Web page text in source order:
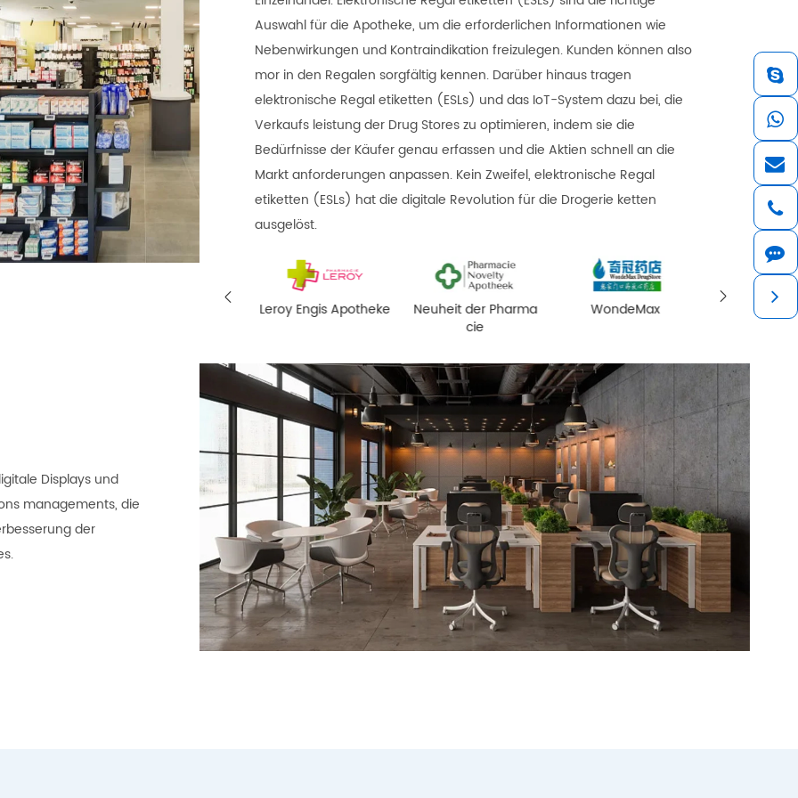
Auswahl für die Apotheke, um die erforderlichen Informationen wie
Nebenwirkungen und Kontraindikation freizulegen. Kunden können also
mor in den Regalen sorgfältig kennen. Darüber hinaus tragen
elektronische Regal etiketten (ESLs) und das IoT-System dazu bei, die
Verkaufs leistung der Drug Stores zu optimieren, indem sie die
Bedürfnisse der Käufer genau erfassen und die Aktien schnell an die
Markt anforderungen anpassen. Kein Zweifel, elektronische Regal
etiketten (ESLs) hat die digitale Revolution für die Drogerie ketten
ausgelöst.
Leroy Engis Apotheke
Neuheit der Pharma
WondeMax GEMEINSAME STADT H-
 
Displays und
managements, die
der